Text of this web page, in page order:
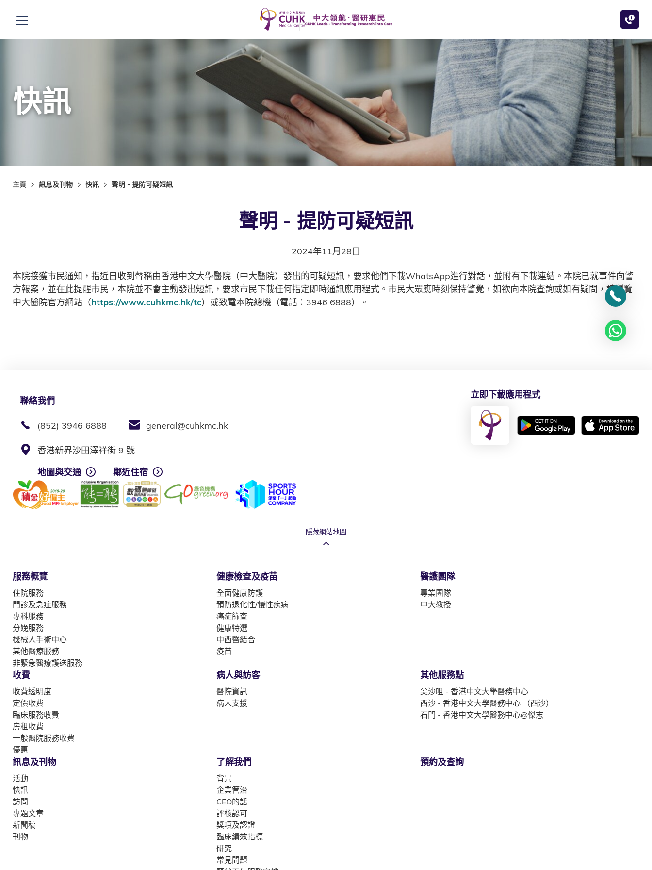
打開選單
快訊
主頁 訊息及刊物 快訊 聲明 - 提防可疑短訊
聲明 - 提防可疑短訊
2024年11月28日
本院接獲市民通知，指近日收到聲稱由香港中文大學醫院（中大醫院）發出的可疑短訊，要求他們下載WhatsApp進行對話，並附有下載連結。本院已就事件向警
方報案，並在此提醒市民，本院並不會主動發出短訊，要求市民下載任何指定即時通訊應用程式。巿民大眾應時刻保持警覺，如欲向本院查詢或如有疑問，請瀏覽
中大醫院官方網站（https://www.cuhkmc.hk/tc）或致電本院總機（電話︰3946 6888）。
聯絡我們
(852) 3946 6888 general@cuhkmc.hk
香港新界沙田澤祥街 9 號
地圖與交通
鄰近住宿
立即下載應用程式
隱藏網站地圖
服務概覽
住院服務
門診及急症服務
專科服務
分娩服務
機械人手術中心
其他醫療服務
非緊急醫療護送服務
健康檢查及疫苗
全面健康防護
預防退化性/慢性疾病
癌症篩查
健康特選
中西醫結合
疫苗
醫護團隊
專業團隊
中大教授
收費
收費透明度
定價收費
臨床服務收費
房租收費
一般醫院服務收費
優惠
病人與訪客
醫院資訊
病人支援
其他服務點
尖沙咀 - 香港中文大學醫務中心
西沙 - 香港中文大學醫務中心 （西沙）
石門 - 香港中文大學醫務中心@傑志
訊息及刊物
活動
快訊
訪問
專題文章
新聞稿
刊物
了解我們
背景
企業管治
CEO的話
評核認可
獎項及認證
臨床績效指標
研究
常見問題
預約及查詢